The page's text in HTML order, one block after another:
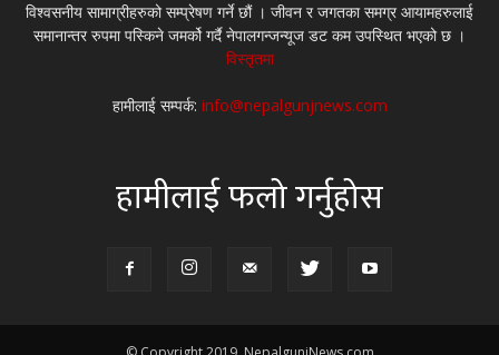
विश्वसनीय सामाग्रीहरुको सम्प्रेषण गर्ने छौं । जीवन र जगतका समग्र आयामहरुलाई
समानान्तर रुपमा पस्किने जमर्को गर्दै नेपालगन्जन्यूज डट कम उपस्थित भएको छ ।
विस्तृतमा
हामीलाई सम्पर्क: info@nepalgunjnews.com
हामीलाई फलो गर्नुहोस